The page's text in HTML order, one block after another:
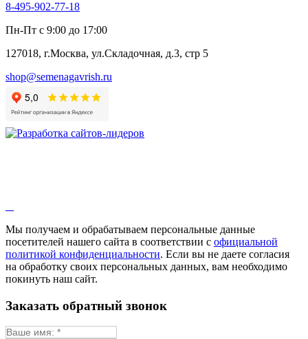
Алтей
Бессмертник
Валериана
Валерианелла
Гибискус лекарственный
Девясил
Душица
Змееголовник
Мыльнянка
Мята
Овсяный корень
Огуречная трава
Пустырник
Репешок
8-495-902-77-18
Пн-Пт с 9:00 до 17:00
127018, г.Москва, ул.Складочная, д.3, стр 5
shop@semenagavrish.ru
Мы получаем и обрабатываем персональные данные
посетителей нашего сайта в соответствии с официальной
политикой конфиденциальности. Если вы не даете согласия
на обработку своих персональных данных, вам необходимо
покинуть наш сайт.
Заказать обратный звонок